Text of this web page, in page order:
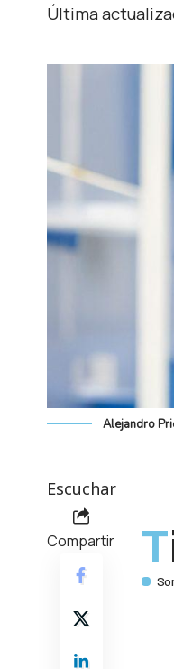
Última
Alejandro
Escuchar
Compartir